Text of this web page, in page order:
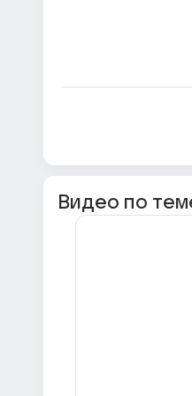
Видео по